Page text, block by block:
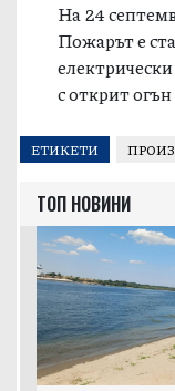
На 24
Пожарът е
с открит
ЕТИКЕТИ
ТОП НОВИНИ